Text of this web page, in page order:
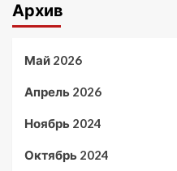
Архив
Май 2026
Апрель 2026
Ноябрь 2024
Октябрь 2024